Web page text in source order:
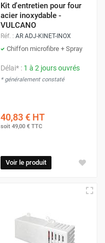
Kit d'entretien pour four
acier inoxydable -
VULCANO
Réf. : AR ADJ-KINET-INOX
Chiffon microfibre + Spray
Délai* : 1 à 2 jours ouvrés
* généralement constaté
40,83 € HT
soit 49,00 € TTC
Voir le produit